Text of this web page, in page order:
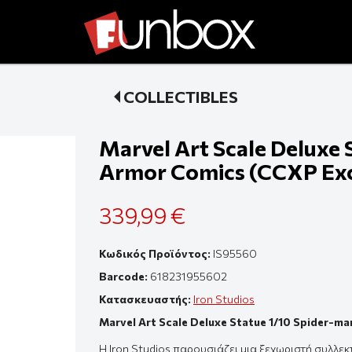
COLLECTIBLES
Marvel Art Scale Deluxe
Armor Comics (CCXP
339,99 €
Κωδικός Προϊόντος: IS95560
Barcode: 618231955602
Κατασκευαστής: Iron Studios
Marvel Art Scale Deluxe Statue 1/10 Spider-
Η Iron Studios παρουσιάζει μια ξεχωριστή